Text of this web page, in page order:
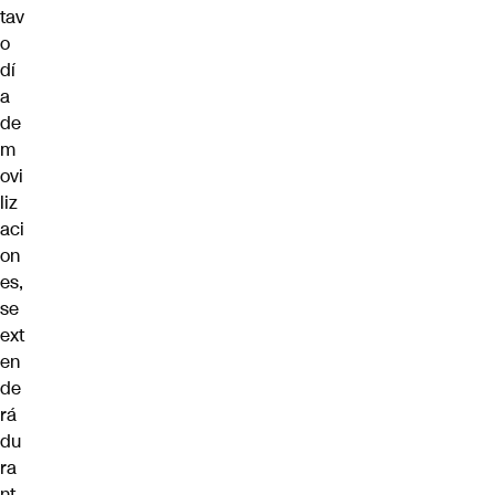
tav
o
dí
a
de
m
ovi
liz
aci
on
es,
se
ext
en
de
rá
du
ra